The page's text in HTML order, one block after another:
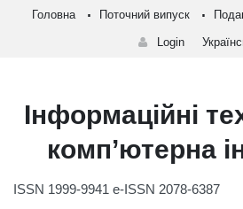
Головна Поточний випуск
Login
Інформаційні
комп’ютерна
ISSN 1999-9941 e-ISSN 2078-6387